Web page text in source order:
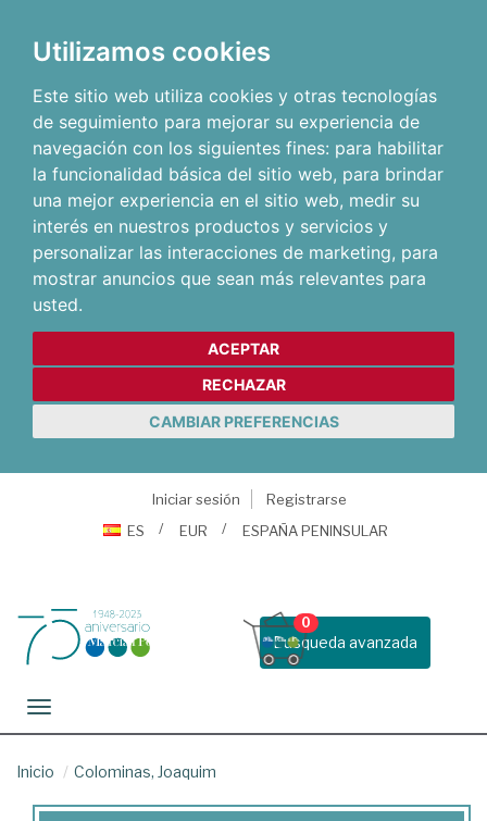
Utilizamos cookies
Este sitio web utiliza cookies y otras tecnologías
de seguimiento para mejorar su experiencia de
navegación con los siguientes fines: para habilitar
la funcionalidad básica del sitio web, para brindar
una mejor experiencia en el sitio web, medir su
interés en nuestros productos y servicios y
personalizar las interacciones de marketing, para
mostrar anuncios que sean más relevantes para
usted.
ACEPTAR
RECHAZAR
CAMBIAR PREFERENCIAS
Iniciar sesión
Registrarse
ES
EUR ESPAÑA PENINSULAR
Busqueda avanzada
0
Toggle navigation
Inicio Colominas, Joaquim